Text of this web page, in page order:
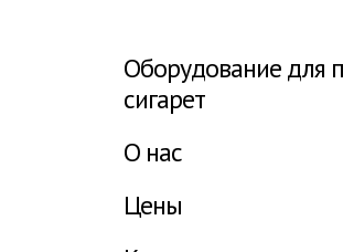
Оборудование для
сигарет
О нас
Цены